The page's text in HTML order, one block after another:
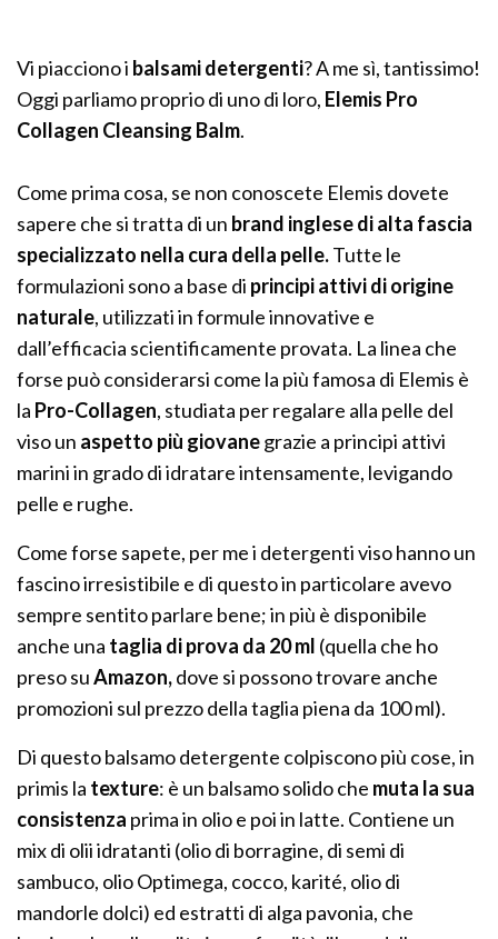
Vi piacciono i balsami detergenti? A me sì, tantissimo!
Oggi parliamo proprio di uno di loro, Elemis Pro
Collagen Cleansing Balm.
Come prima cosa, se non conoscete Elemis dovete
sapere che si tratta di un brand inglese di alta fascia
specializzato nella cura della pelle.Tutte le
formulazioni sono a base di principi attivi di origine
naturale, utilizzati in formule innovative e
dall’efficacia scientificamente provata. La linea che
forse può considerarsi come la più famosa di Elemis è
la Pro-Collagen, studiata per regalare alla pelle del
viso un aspetto più giovanegrazie a principi attivi
marini in grado di idratare intensamente, levigando
pelle e rughe.
Come forse sapete, per me i detergenti viso hanno un
fascino irresistibile e di questo in particolare avevo
sempre sentito parlare bene; in più è disponibile
anche una taglia di prova da 20 ml (quella che ho
preso suAmazon,dove si possono trovare anche
promozioni sul prezzo della taglia piena da 100 ml).
Di questo balsamo detergente colpiscono più cose, in
primis la texture: è un balsamo solido che muta la sua
consistenza prima in olio e poi in latte. Contiene un
mix di olii idratanti (olio di borragine, di semi di
sambuco, olio Optimega, cocco, karité, olio di
mandorle dolci) ed estratti di alga pavonia, che